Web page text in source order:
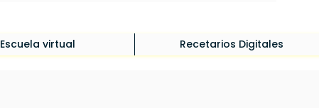
Escuela virtual Recetarios Digitales